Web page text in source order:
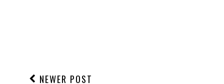
NEWER POST